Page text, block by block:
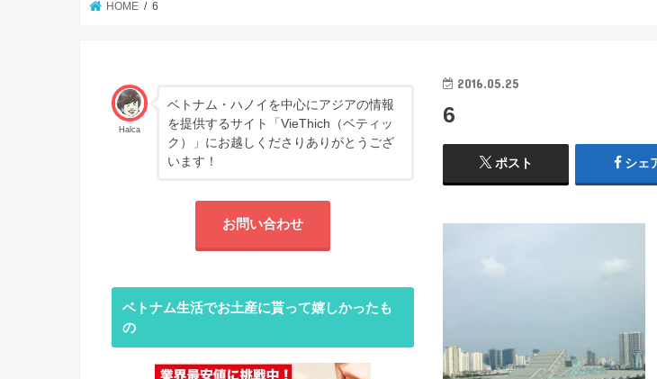
HOME 6
2016.05.25
6
ポスト シェ
Halca
ベトナム・ハノイを中心にアジアの情報
を提供するサイト「VieThich（ベティッ
ク）」にお越しくださりありがとうござ
います！
お問い合わせ
ベトナム生活でお土産に貰って嬉しかったも
の